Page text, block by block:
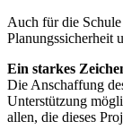
Auch für die
Planungssicherheit
Ein starkes
Die Anschaffung
Unterstützung
allen, die dieses